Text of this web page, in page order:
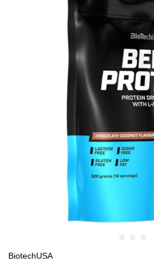
BiotechUSA